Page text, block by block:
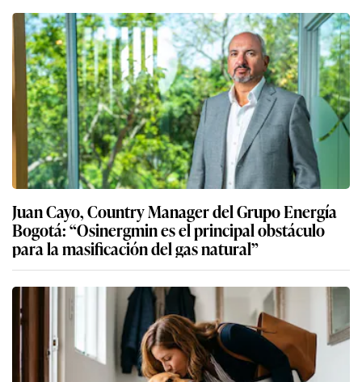
Juan Cayo, Country Manager del Grupo Energía
Bogotá: “Osinergmin es el principal obstáculo
para la masificación del gas natural”